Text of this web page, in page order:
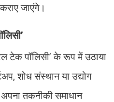
जाएंगे।
टेक पॉलिसी’ के रूप में उठाया
शोध संस्थान या उद्योग
तकनीकी समाधान